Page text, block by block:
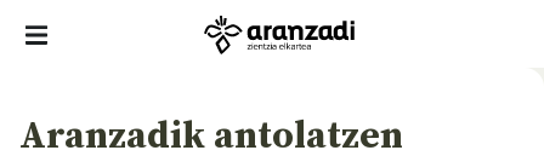
Aranzadik antolatzen